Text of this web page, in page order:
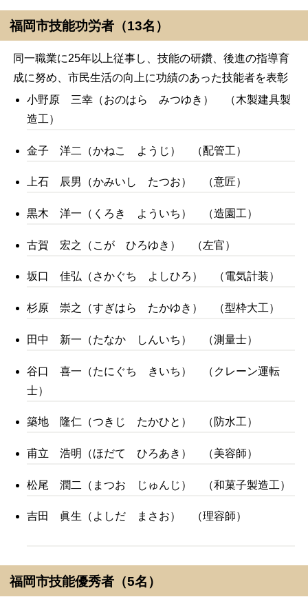
福岡市技能功労者（13名）
同一職業に25年以上従事し、技能の研鑽、後進の指導育
成に努め、市民生活の向上に功績のあった技能者を表彰
小野原 三幸（おのはら みつゆき） （木製建具製
造工）
金子 洋二（かねこ ようじ） （配管工）
上石 辰男（かみいし たつお） （意匠）
黒木 洋一（くろき よういち） （造園工）
古賀 宏之（こが ひろゆき） （左官）
坂口 佳弘（さかぐち よしひろ） （電気計装）
杉原 崇之（すぎはら たかゆき） （型枠大工）
田中 新一（たなか しんいち） （測量士）
谷口 喜一（たにぐち きいち） （クレーン運転
士）
築地 隆仁（つきじ たかひと） （防水工）
甫立 浩明（ほだて ひろあき） （美容師）
松尾 潤二（まつお じゅんじ） （和菓子製造工）
吉田 眞生（よしだ まさお） （理容師）
福岡市技能優秀者（5名）